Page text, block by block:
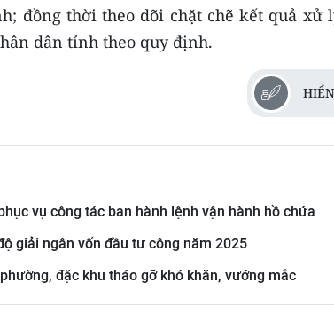
đồng thời theo dõi chặt chẽ kết quả xử
dân tỉnh theo quy định.
vụ công tác ban hành lệnh vận hành hồ chứa
giải ngân vốn đầu tư công năm 2025
đặc khu tháo gỡ khó khăn, vướng mắc